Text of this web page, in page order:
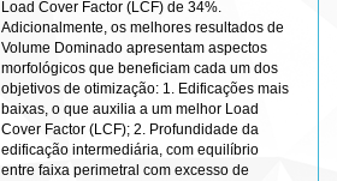
Load Cover Factor (LCF) de 34%.
Adicionalmente, os melhores resultados de
Volume Dominado apresentam aspectos
morfológicos que beneficiam cada um dos
objetivos de otimização: 1. Edificações mais
baixas, o que auxilia a um melhor Load
Cover Factor (LCF); 2. Profundidade da
edificação intermediária, com equilíbrio
entre faixa perimetral com excesso de